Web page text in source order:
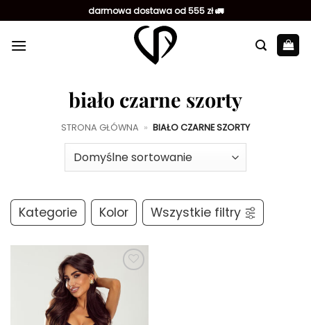
do
zawartości
darmowa dostawa od 555 zł 🚛
biało czarne szorty
STRONA GŁÓWNA » BIAŁO CZARNE SZORTY
Kategorie Kolor Wszystkie filtry
Dodaj do
ulubionych